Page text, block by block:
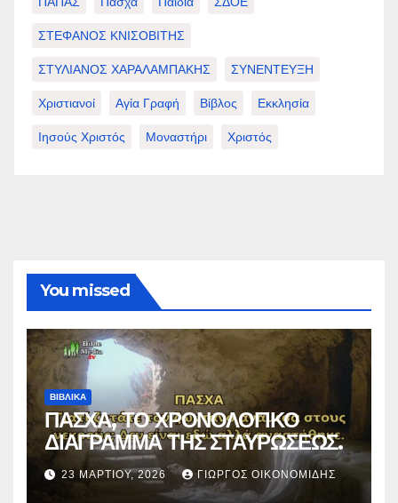
ΣΤΕΦΑΝΟΣ ΚΝΙΣΟΒΙΤΗΣ
ΣΤΥΛΙΑΝΟΣ ΧΑΡΑΛΑΜΠΑΚΗΣ ΣΥΝΕΝΤΕΥΞΗ
Χριστιανοί Αγία Γραφή Βίβλος Εκκλησία
Ιησούς Χριστός Μοναστήρι Χριστός
You missed
ΒΙΒΛΙΚΑ
ΠΑΣΧΑ, ΤΟ ΧΡΟΝΟΛΟΓΙΚΟ
ΔΙΑΓΡΑΜΜΑ ΤΗΣ ΣΤΑΥΡΩΣΕΩΣ.
23 ΜΑΡΤΊΟΥ, 2026 ΓΙΏΡΓΟΣ ΟΙΚΟΝΟΜΊΔΗΣ